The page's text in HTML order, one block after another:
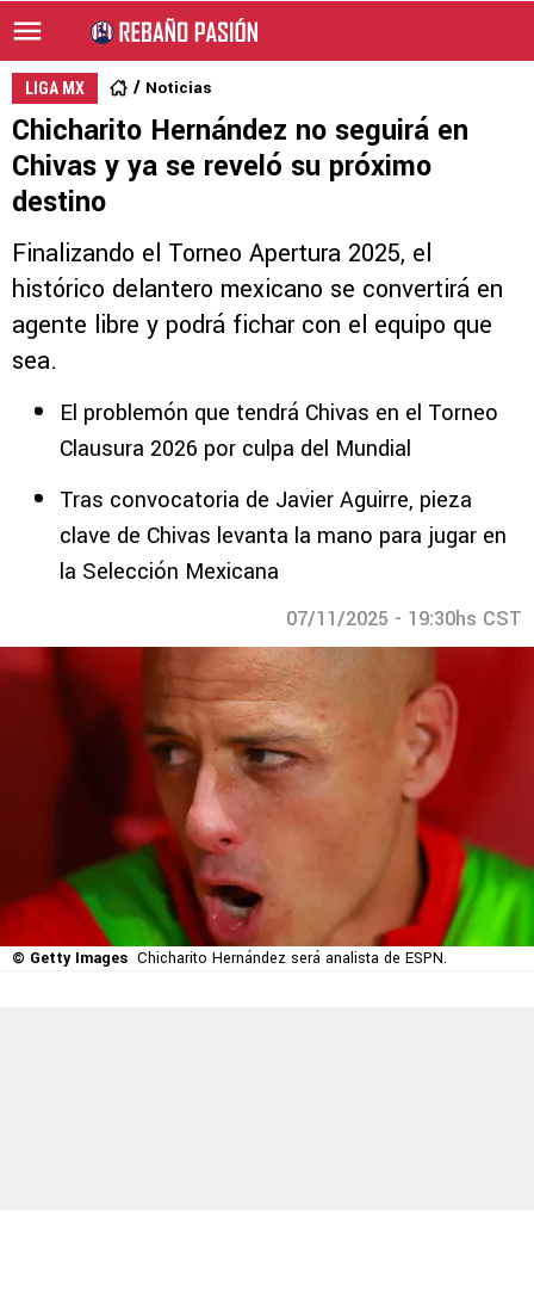
LIGA MX Noticias
Chicharito Hernández no seguirá en
Chivas y ya se reveló su próximo
destino
Finalizando el Torneo Apertura 2025, el
histórico delantero mexicano se convertirá en
agente libre y podrá fichar con el equipo que
sea.
El problemón que tendrá Chivas en el Torneo
Clausura 2026 por culpa del Mundial
Tras convocatoria de Javier Aguirre, pieza
clave de Chivas levanta la mano para jugar en
la Selección Mexicana
07/11/2025 - 19:30hs CST
© Getty Images Chicharito Hernández será analista de ESPN.